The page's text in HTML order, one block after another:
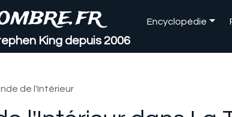
King depuis 2006
Encyclopédie
de l'Intérieur